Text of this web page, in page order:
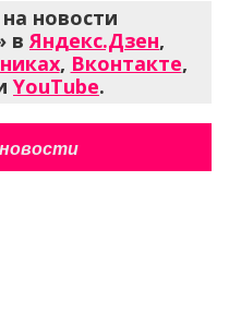
новости
вЯндекс.Дзен,
, Вконтакте,
YouTube.